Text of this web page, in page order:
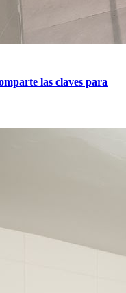
las claves para